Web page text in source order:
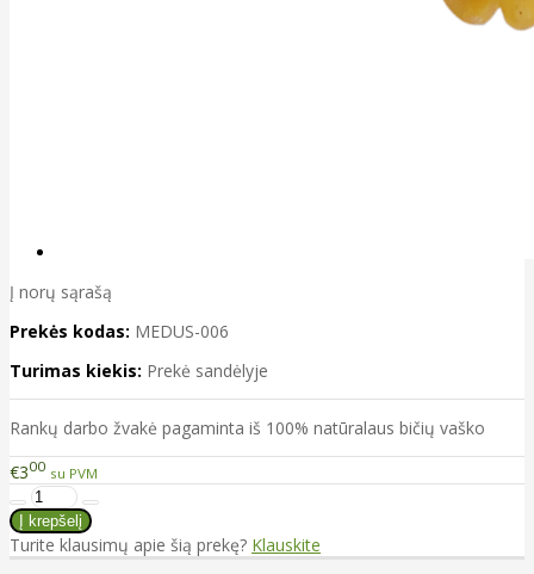
Į norų sąrašą
Prekės kodas: MEDUS-006
Turimas kiekis: Prekė sandėlyje
Rankų darbo žvakė pagaminta iš 100% natūralaus bičių vaško
€300 su PVM
Turite klausimų apie šią prekę? Klauskite